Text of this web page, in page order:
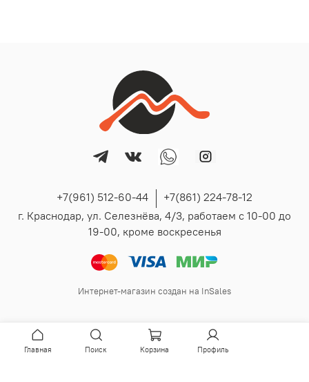
+7(961) 512-60-44
+7(861) 224-78-12
г. Краснодар, ул. Селезнёва, 4/3, работаем с 10-00 до
19-00, кроме воскресенья
Интернет-магазин создан на InSales
Главная Поиск Корзина Профиль